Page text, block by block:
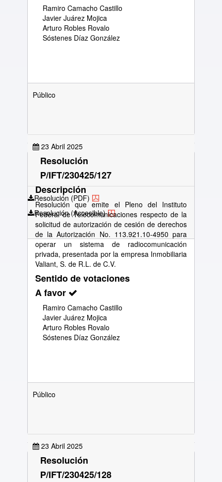
Ramiro Camacho Castillo
Javier Juárez Mojica
Arturo Robles Rovalo
Sóstenes Díaz González
Público
23 Abril 2025
Resolución (PDF)
Resolución (Accesible)
Resolución
P/IFT/230425/127
Descripción
Resolución que emite el Pleno del Instituto
Federal de Telecomunicaciones respecto de la
solicitud de autorización de cesión de derechos
de la Autorización No. 113.921.10-4950 para
operar un sistema de radiocomunicación
privada, presentada por la empresa Inmobiliaria
Valiant, S. de R.L. de C.V.
Sentido de votaciones
A favor
Ramiro Camacho Castillo
Javier Juárez Mojica
Arturo Robles Rovalo
Sóstenes Díaz González
Público
23 Abril 2025
Resolución
P/IFT/230425/128